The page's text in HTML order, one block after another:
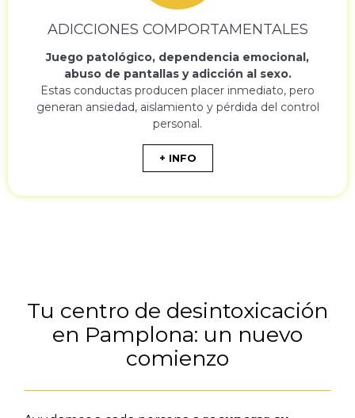
ADICCIONES COMPORTAMENTALES
Juego patológico, dependencia emocional,
abuso de pantallas y adicción al sexo.
Estas conductas producen placer inmediato, pero
generan ansiedad, aislamiento y pérdida del control
personal.
+ INFO
Tu centro de desintoxicación
en Pamplona: un nuevo
comienzo